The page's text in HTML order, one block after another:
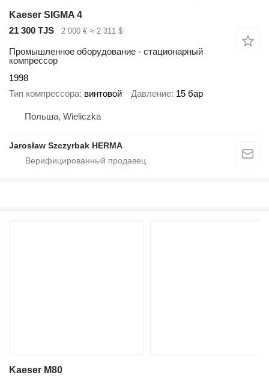
Kaeser SIGMA 4
21 300 TJS
2 000 € ≈ 2 311 $
Промышленное оборудование - стационарный
компрессор
1998
Тип компрессора винтовой Давление 15 бар
Польша, Wieliczka
Jarosław Szczyrbak HERMA
Kaeser M80